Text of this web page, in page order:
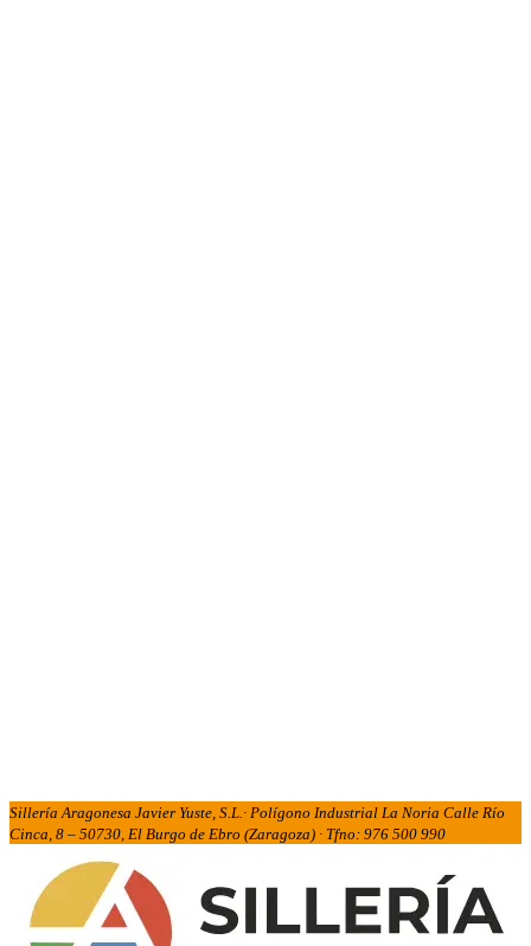
Sillería Aragonesa Javier Yuste, S.L.· Polígono Industrial La Noria Calle Río
Cinca, 8 – 50730, El Burgo de Ebro (Zaragoza) · Tfno: 976 500 990